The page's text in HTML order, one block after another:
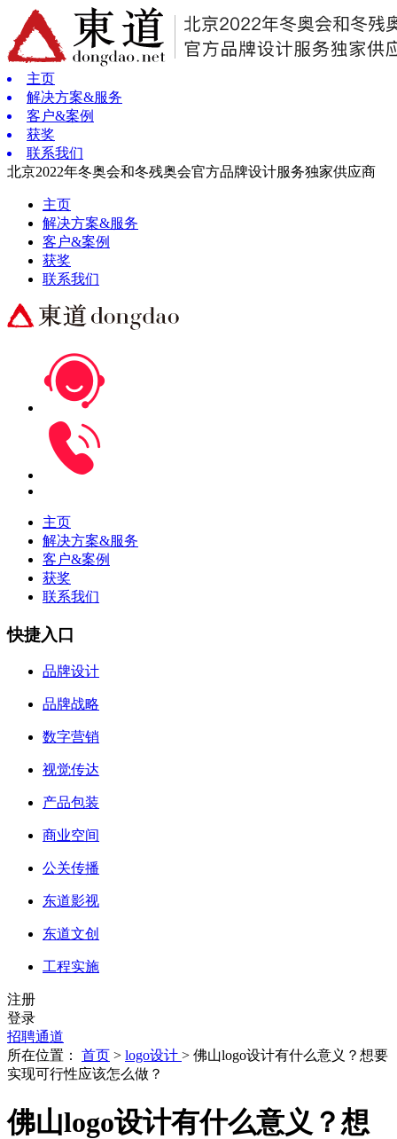
主页
解决方案&服务
客户&案例
获奖
联系我们
北京2022年冬奥会和冬残奥会官方品牌设计服务独家供应商
主页
解决方案&服务
客户&案例
获奖
联系我们
主页
解决方案&服务
客户&案例
获奖
联系我们
快捷入口
品牌设计
品牌战略
数字营销
视觉传达
产品包装
商业空间
公关传播
东道影视
东道文创
工程实施
注册
登录
招聘通道
所在位置： 首页 > logo设计 > 佛山logo设计有什么意义？想要
实现可行性应该怎么做？
佛山logo设计有什么意义？想